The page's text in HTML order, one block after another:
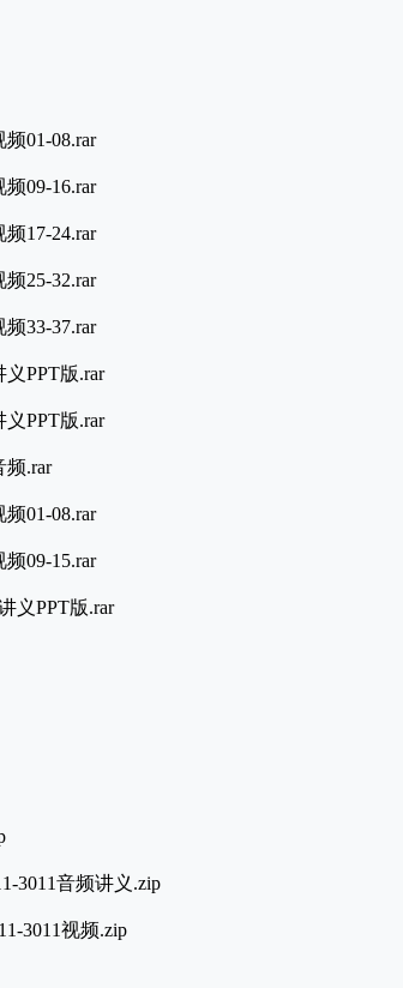
01-08.rar
09-16.rar
17-24.rar
25-32.rar
33-37.rar
PPT版.rar
PPT版.rar
频.rar
01-08.rar
09-15.rar
义PPT版.rar
3011音频讲义.zip
3011视频.zip